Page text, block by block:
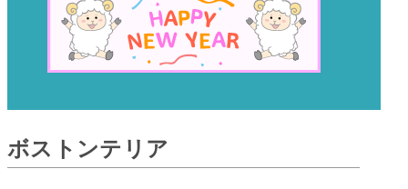
ボストンテリア